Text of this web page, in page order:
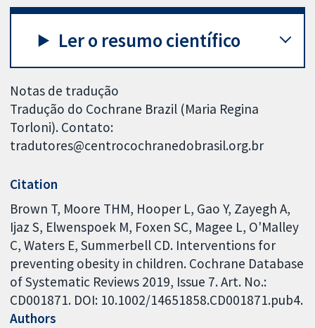
Ler o resumo científico
Notas de tradução
Tradução do Cochrane Brazil (Maria Regina
Torloni). Contato:
tradutores@centrocochranedobrasil.org.br
Citation
Brown T, Moore THM, Hooper L, Gao Y, Zayegh A,
Ijaz S, Elwenspoek M, Foxen SC, Magee L, O'Malley
C, Waters E, Summerbell CD. Interventions for
preventing obesity in children. Cochrane Database
of Systematic Reviews 2019, Issue 7. Art. No.:
CD001871. DOI: 10.1002/14651858.CD001871.pub4.
Authors